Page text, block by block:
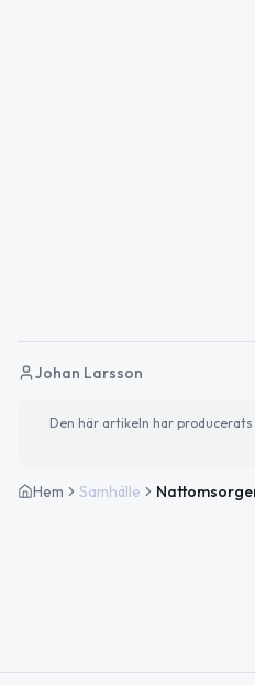
Johan Larsson
Den här artikeln har
Hem Samhälle